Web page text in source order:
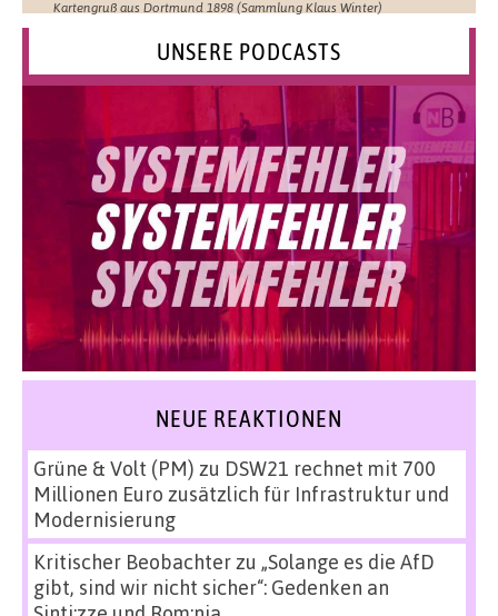
Kartengruß aus Dortmund 1898 (Sammlung Klaus Winter)
UNSERE PODCASTS
NEUE REAKTIONEN
Grüne & Volt (PM) zu DSW21 rechnet mit 700
Millionen Euro zusätzlich für Infrastruktur und
Modernisierung
Kritischer Beobachterzu „Solange es die AfD
gibt, sind wir nicht sicher“: Gedenken an